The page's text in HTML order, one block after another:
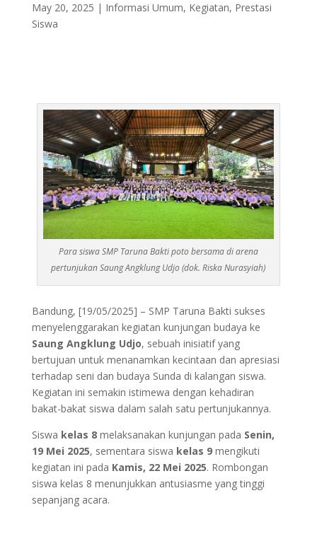
May 20, 2025 | Informasi Umum, Kegiatan, Prestasi
Siswa
Para siswa SMP Taruna Bakti poto bersama di arena
pertunjukan Saung Angklung Udjo (dok. Riska Nurasyiah)
Bandung, [19/05/2025] – SMP Taruna Bakti sukses
menyelenggarakan kegiatan kunjungan budaya ke
Saung Angklung Udjo, sebuah inisiatif yang
bertujuan untuk menanamkan kecintaan dan apresiasi
terhadap seni dan budaya Sunda di kalangan siswa.
Kegiatan ini semakin istimewa dengan kehadiran
bakat-bakat siswa dalam salah satu pertunjukannya.
Siswa kelas 8melaksanakan kunjungan pada Senin,
19 Mei 2025, sementara siswa kelas 9mengikuti
kegiatan ini pada Kamis, 22 Mei 2025. Rombongan
siswa kelas 8 menunjukkan antusiasme yang tinggi
sepanjang acara.